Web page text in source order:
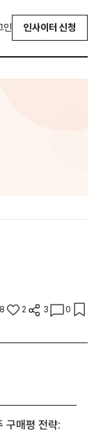
인 인사이터 신청
2 3 0
구매평 전략: